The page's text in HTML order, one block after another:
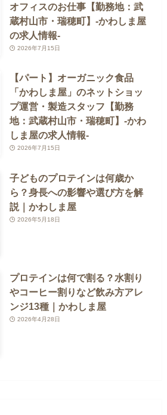
オフィスのお仕事【勤務地：武
蔵村山市・瑞穂町】-かわしま屋
の求人情報-
2026年7月15日
【パート】オーガニック食品
「かわしま屋」のネットショッ
プ運営・製造スタッフ【勤務
地：武蔵村山市・瑞穂町】-かわ
しま屋の求人情報-
2026年7月15日
子どものプロテインは何歳か
ら？身長への影響や選び方を解
説｜かわしま屋
2026年5月18日
プロテインは何で割る？水割り
やコーヒー割りなど飲み方アレ
ンジ13種｜かわしま屋
2026年4月28日